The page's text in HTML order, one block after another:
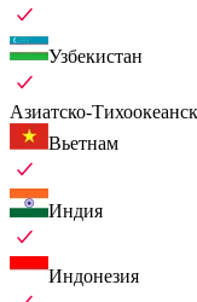
Узбекистан
Азиатско-
Вьетнам
Индия
Индонезия